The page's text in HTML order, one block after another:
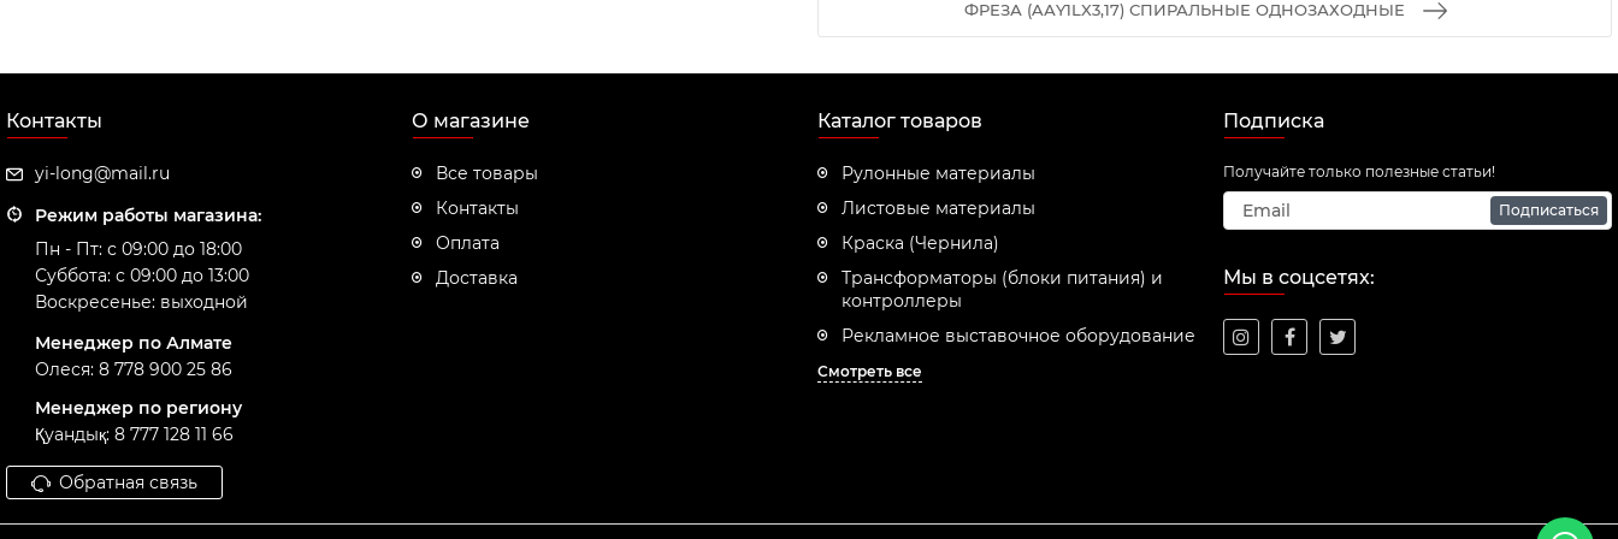
ФРЕЗА (AАY1LX3,17) СПИРАЛЬНЫЕ ОДНОЗАХОДНЫЕ
Контакты
yi-long@mail.ru
Режим работы магазина:
Пн - Пт: с 09:00 до 18:00
Суббота: с 09:00 до 13:00
Воскресенье: выходной
Менеджер по Алмате
Олеся: 8 778 900 25 86
Менеджер по региону
Қуандық: 8 777 128 11 66
Обратная связь
О магазине
Все товары
Контакты
Оплата
Доставка
Каталог товаров
Рулонные материалы
Листовые материалы
Краска (Чернила)
Трансформаторы (блоки питания) и
контроллеры
Рекламное выставочное оборудование
Смотреть все
Подписка
Получайте только полезные статьи!
Подписаться
Мы в соцсетях: